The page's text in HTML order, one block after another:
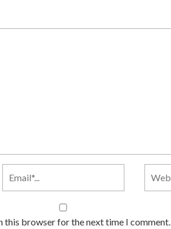
this browser for the next time I comment.